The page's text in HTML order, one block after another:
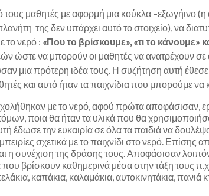
μαθητές με αφορμή μια κούκλα –εξωγήινο (η
της δεν υπάρχει αυτό το στοιχείο), να
το νερό : «Που το βρίσκουμε», «τι το κάνουμε»
ώστε να μπορούν οι μαθητές να ανατρέχουν
μια πρότερη ιδέα τους. Η συζήτηση αυτή έθεσε
και αυτό ήταν τα παιχνίδια που μπορούμε να
με το νερό, αφού πρώτα αποφάσισαν,
ποια θα ήταν τα υλικά που θα
έδωσε την ευκαιρία σε όλα τα παιδιά να
σχετικά με το παιχνίδι στο νερό. Επίσης
η συνέχιση της δράσης τους. Αποφάσισαν
που βρίσκουν καθημερινά μέσα στην τάξη τους
καπάκια, καλαμάκια, αυτοκινητάκια, πανιά